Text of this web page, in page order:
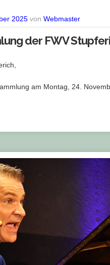
2025 von Webmaster
der FWV
am Montag, 24.